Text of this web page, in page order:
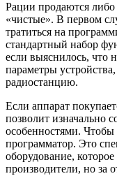
Рации продаются
«чистые». В первом
тратиться на
стандартный набор
если выяснилось, что
параметры
радиостанцию.
Если аппарат
позволит изначально
особенностями.
программатор. Это
оборудование,
производители, но за